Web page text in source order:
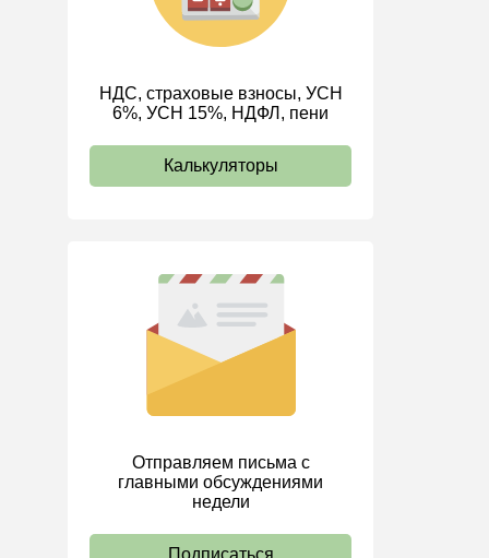
Персональные данные
ИП
НДС, страховые взносы, УСН
6%, УСН 15%, НДФЛ, пени
Калькуляторы
Отправляем письма с
главными обсуждениями
недели
Подписаться